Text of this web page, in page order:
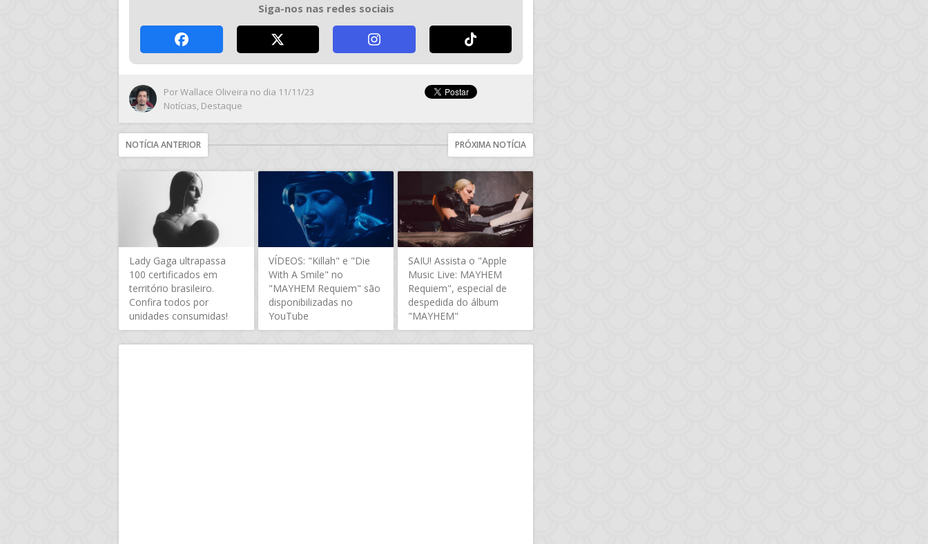
Siga-nos nas redes sociais
PorWallace Oliveira no dia 11/11/23
Notícias Destaque
NOTÍCIA ANTERIOR PRÓXIMA NOTÍCIA
Lady Gaga ultrapassa
100 certificados em
território brasileiro.
Confira todos por
unidades consumidas!
VÍDEOS: "Killah" e "Die
With A Smile" no
"MAYHEM Requiem" são
disponibilizadas no
YouTube
SAIU! Assista o "Apple
Music Live: MAYHEM
Requiem", especial de
despedida do álbum
"MAYHEM"